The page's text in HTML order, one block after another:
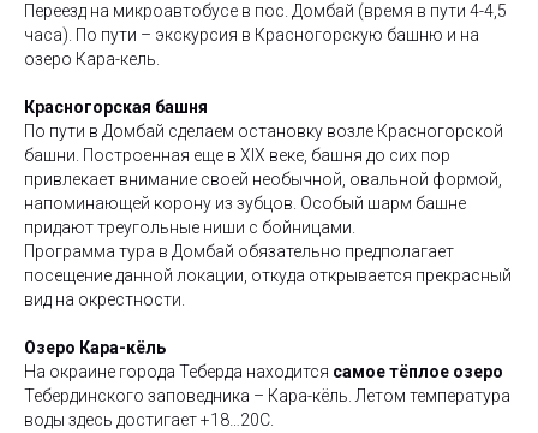
Переезд на микроавтобусе в пос. Домбай (время в пути 4-4,5
часа). По пути – экскурсия в Красногорскую башню и на
озеро Кара-кель.
Красногорская башня
По пути в Домбай сделаем остановку возле Красногорской
башни. Построенная еще в XIX веке, башня до сих пор
привлекает внимание своей необычной, овальной формой,
напоминающей корону из зубцов. Особый шарм башне
придают треугольные ниши с бойницами.
Программа тура в Домбай обязательно предполагает
посещение данной локации, откуда открывается прекрасный
вид на окрестности.
Озеро Кара-кёль
На окраине города Теберда находится самое тёплое озеро
Тебердинского заповедника – Кара-кёль. Летом температура
воды здесь достигает +18…20С.